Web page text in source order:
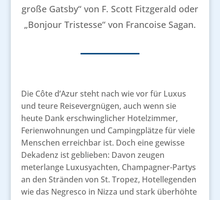
große Gatsby“ von F. Scott Fitzgerald oder
„Bonjour Tristesse“ von Francoise Sagan.
Die Côte d’Azur steht nach wie vor für Luxus
und teure Reisevergnügen, auch wenn sie
heute Dank erschwinglicher Hotelzimmer,
Ferienwohnungen und Campingplätze für viele
Menschen erreichbar ist. Doch eine gewisse
Dekadenz ist geblieben: Davon zeugen
meterlange Luxusyachten, Champagner-Partys
an den Stränden von St. Tropez, Hotellegenden
wie das Negresco in Nizza und stark überhöhte